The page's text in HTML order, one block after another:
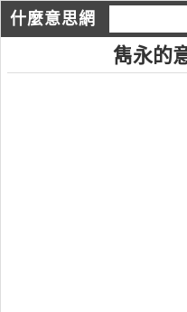
什麼意思網
雋永的